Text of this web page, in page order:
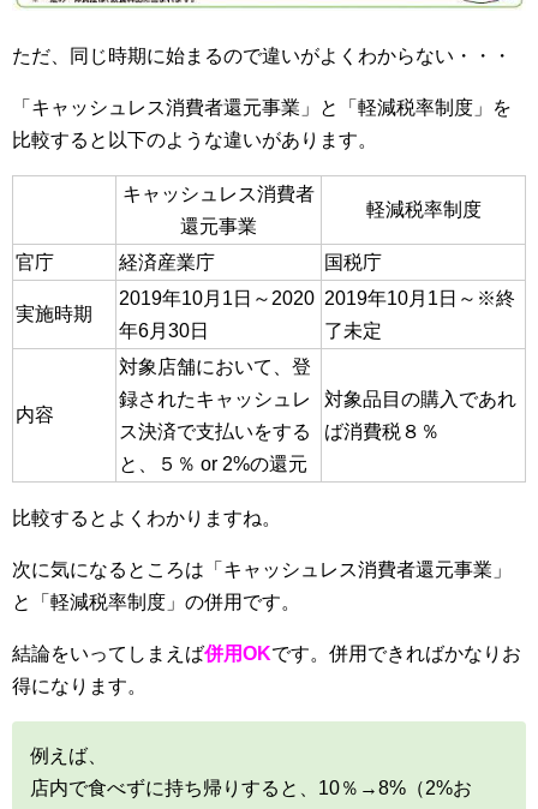
ただ、同じ時期に始まるので違いがよくわからない・・・
「キャッシュレス消費者還元事業」と「軽減税率制度」を
比較すると以下のような違いがあります。
キャッシュレス消費者
還元事業
軽減税率制度
官庁 経済産業庁 国税庁
実施時期
2019年10月1日～2020
年6月30日
2019年10月1日～※終
了未定
内容
対象店舗において、登
録されたキャッシュレ
ス決済で支払いをする
と、５％ or 2%の還元
対象品目の購入であれ
ば消費税８％
比較するとよくわかりますね。
次に気になるところは「キャッシュレス消費者還元事業」
と「軽減税率制度」の併用です。
結論をいってしまえば併用OKです。併用できればかなりお
得になります。
例えば、
店内で食べずに持ち帰りすると、10％→8%（2%お